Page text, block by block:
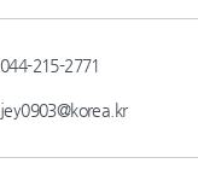
044-215-2771
jey0903@korea.kr